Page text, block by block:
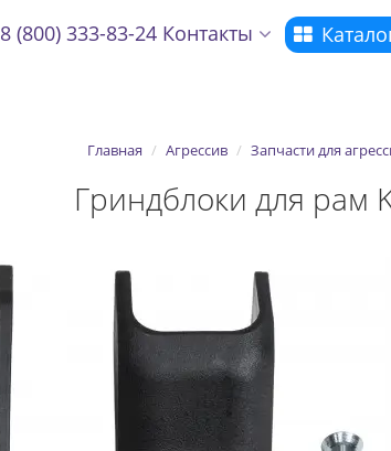
8 (800) 333-83-24 Контакты
Главная Агрессив Запчасти для
Гриндблоки для рам